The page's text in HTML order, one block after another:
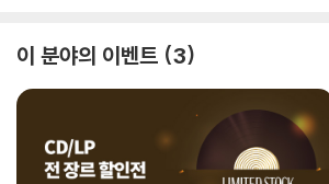
이 분야의 이벤트 3